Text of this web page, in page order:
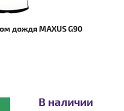
дождя MAXUS G90
В наличии